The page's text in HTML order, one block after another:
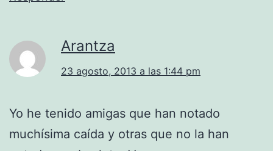
Arantza
23 agosto, 2013 a las 1:44 pm
Yo he tenido amigas que han notado
muchísima caída y otras que no la han